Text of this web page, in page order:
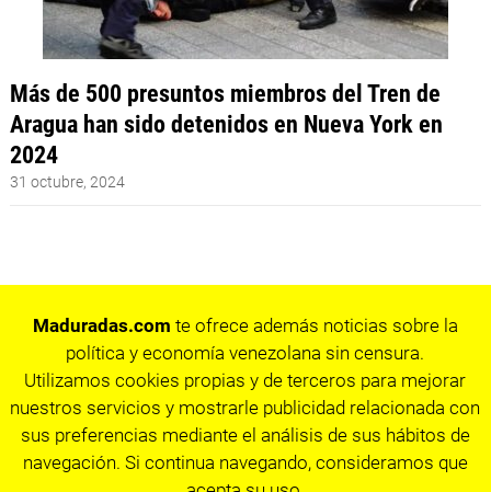
Más de 500 presuntos miembros del Tren de
Aragua han sido detenidos en Nueva York en
2024
31 octubre, 2024
Maduradas.com te ofrece además noticias sobre la
política y economía venezolana sin censura.
Utilizamos cookies propias y de terceros para mejorar
nuestros servicios y mostrarle publicidad relacionada con
sus preferencias mediante el análisis de sus hábitos de
navegación. Si continua navegando, consideramos que